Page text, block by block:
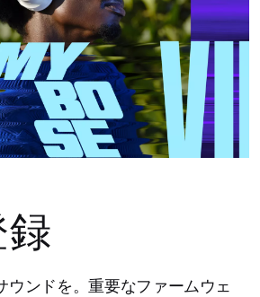
ウンドを。重要なファームウェ